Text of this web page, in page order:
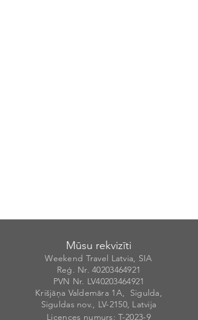
Mūsu rekvizīti
Weekend Travel Latvia, SIA
Reģ. Nr. 40203464921
PVN Nr. LV40203464921
Krišjāņa Valdemāra 1A, Sigulda,
Siguldas nov., LV-2150, Latvija
Licences numurs: T-2023-9